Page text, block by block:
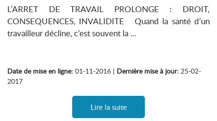
L’ARRET DE TRAVAIL PROLONGE : DROIT,
CONSEQUENCES, INVALIDITE Quand la santé d’un
travailleur décline, c’est souvent la ...
Date de mise en ligne: 01-11-2016 | Dernière mise à jour: 25-02-
2017
Lire la suite